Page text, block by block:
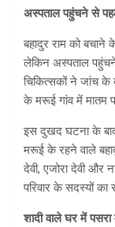
अस्पताल पहुंचने से
बहादुर राम को बचाने
लेकिन अस्पताल
चिकित्सकों ने जांच के
के मरूई गांव में मातम
इस दुखद घटना के बाद
मरूई के रहने वाले
देवी, एजोरा देवी और
परिवार के सदस्यों का
शादी वाले घर में पसरा